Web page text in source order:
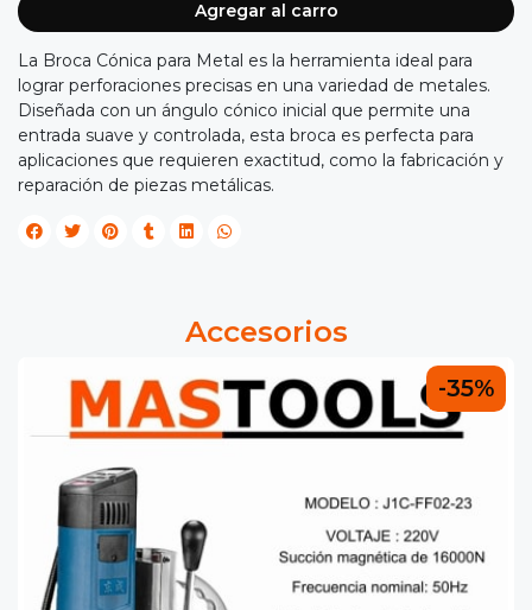
Agregar al carro
La Broca Cónica para Metal es la herramienta ideal para
lograr perforaciones precisas en una variedad de metales.
Diseñada con un ángulo cónico inicial que permite una
entrada suave y controlada, esta broca es perfecta para
aplicaciones que requieren exactitud, como la fabricación y
reparación de piezas metálicas.
Accesorios
-35%